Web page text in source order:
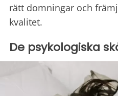
rätt domningar och
kvalitet.
De psykologiska